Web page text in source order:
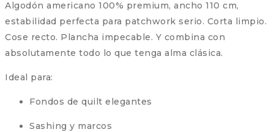
Algodón americano 100% premium, ancho 110 cm,
estabilidad perfecta para patchwork serio. Corta limpio.
Cose recto. Plancha impecable. Y combina con
absolutamente todo lo que tenga alma clásica.
Ideal para:
Fondos de quilt elegantes
Sashing y marcos